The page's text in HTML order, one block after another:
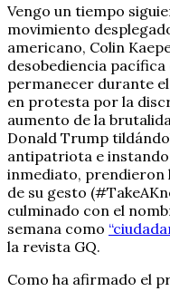
Vengo un tiempo
movimiento
americano, Colin
desobediencia
permanecer durante
en protesta por la
aumento de la
Donald Trump
antipatriota e instando
inmediato, prendieron
de su gesto
culminado con el
semana como
la revista GQ.
Como ha afirmado el